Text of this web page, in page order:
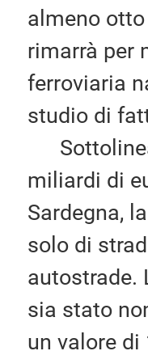
almeno
rimarrà per
ferroviaria
studio di
miliardi di
Sardegna,
solo di
autostrade.
sia stato
un valore